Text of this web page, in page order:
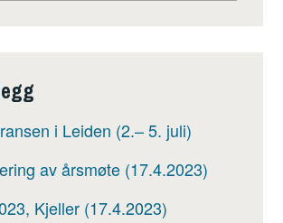
i Leiden (2.– 5. juli)
av årsmøte (17.4.2023)
Kjeller (17.4.2023)